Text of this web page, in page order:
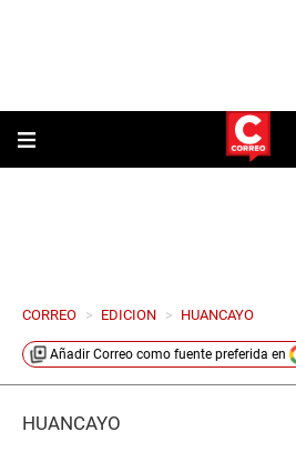
CORREO > EDICION > HUANCAYO
Añadir Correo como fuente preferida en
HUANCAYO